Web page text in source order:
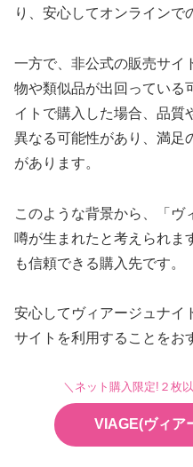
り、安心してオンラインで
一方で、非公式の販売サイ
物や類似品が出回っている
イトで購入した場合、品質
異なる可能性があり、満足
があります。
このような背景から、「ヴ
噂が生まれたと考えられま
も信頼できる購入先です。
安心してヴィアージュナイ
サイトを利用することをお
＼ネット購入限定!２枚
VIAGE(ヴィア